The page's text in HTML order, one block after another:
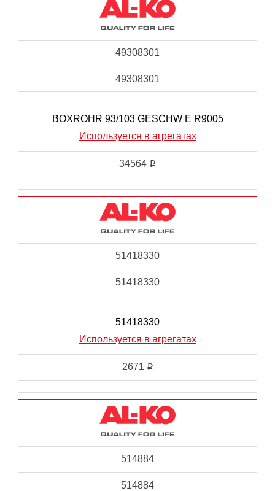
49308301
49308301
BOXROHR 93/103 GESCHW E R9005
Используется в агрегатах
34564 i
51418330
51418330
51418330
Используется в агрегатах
2671 i
514884
514884